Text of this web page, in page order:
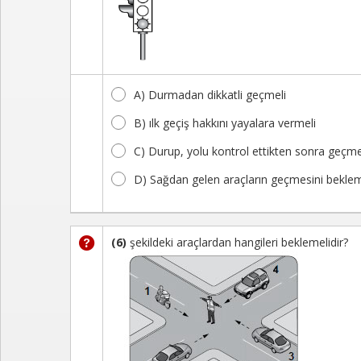
A) Durmadan dikkatli geçmeli
B) ılk geçiş hakkını yayalara vermeli
C) Durup, yolu kontrol ettikten sonra
D) Sağdan gelen araçların geçmesini
(6) şekildeki araçlardan hangileri beklemelidir?